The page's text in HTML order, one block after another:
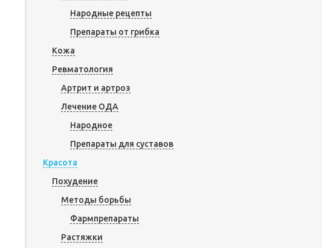
Народные рецепты
Препараты от грибка
Кожа
Ревматология
Артрит и артроз
Лечение ОДА
Народное
Препараты для суставов
Красота
Похудение
Методы борьбы
Фармпрепараты
Растяжки